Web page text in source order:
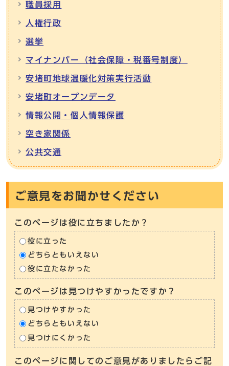
職員採用
人権行政
選挙
マイナンバー（社会保障・税番号制度）
安堵町地球温暖化対策実行活動
安堵町オープンデータ
情報公開・個人情報保護
空き家関係
公共交通
ご意見をお聞かせください
このページは役に立ちましたか？
役に立った
どちらともいえない
役に立たなかった
このページは見つけやすかったですか？
見つけやすかった
どちらともいえない
見つけにくかった
このページに関してのご意見がありましたらご記